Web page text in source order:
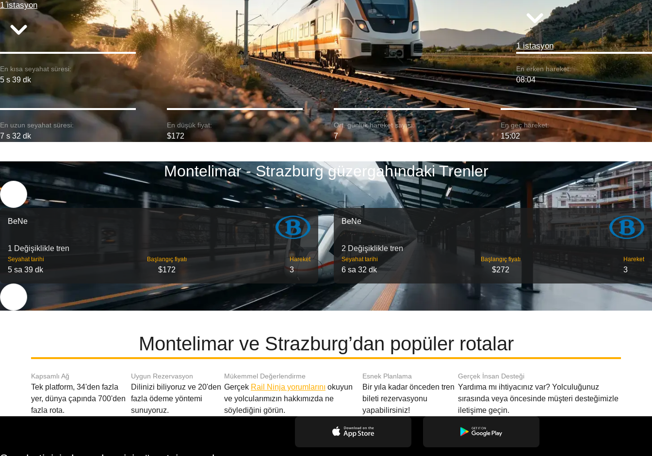
1 istasyon
1 istasyon
En kısa seyahat süresi:
5 s 39 dk
En erken hareket:
08:04
En uzun seyahat süresi:
7 s 32 dk
En düşük fiyat:
$172
Ort. günlük hareket sayısı:
7
En geç hareket:
15:02
Montelimar - Strazburg güzergahındaki Trenler
BeNe
1 Değişiklikle tren
Seyahat tarihi
5 sa 39 dk
Başlangıç ​​fiyatı
$172
Hareket
3
BeNe
2 Değişiklikle tren
Seyahat tarihi
6 sa 32 dk
Başlangıç ​​fiyatı
$272
Hareket
3
Montelimar ve Strazburg’dan popüler rotalar
Kapsamlı Ağ
Tek platform, 34'den fazla
yer, dünya çapında 700'den
fazla rota.
Uygun Rezervasyon
Dilinizi biliyoruz ve 20'den
fazla ödeme yöntemi
sunuyoruz.
Mükemmel Değerlendirme
Gerçek Rail Ninja yorumlarını okuyun
ve yolcularımızın hakkımızda ne
söylediğini görün.
Esnek Planlama
Bir yıla kadar önceden tren
bileti rezervasyonu
yapabilirsiniz!
Gerçek İnsan Desteği
Yardıma mı ihtiyacınız var? Yolculuğunuz
sırasında veya öncesinde müşteri desteğimizle
iletişime geçin.